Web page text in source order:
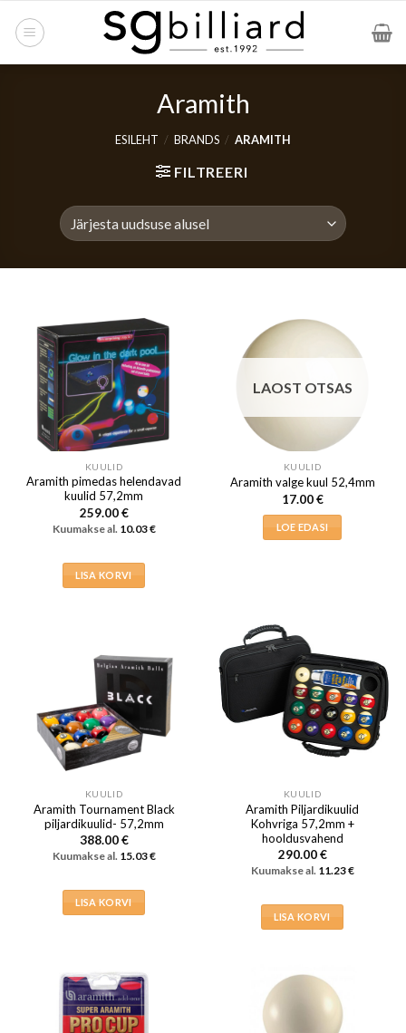
Aramith
ESILEHT / BRANDS / ARAMITH
FILTREERI
KUULID
Aramith pimedas helendavad
kuulid 57,2mm
259.00€
Kuumakse al. 10.03€
LISA KORVI
LAOST OTSAS
KUULID
Aramith valge kuul 52,4mm
17.00€
LOE EDASI
KUULID
Aramith Tournament Black
piljardikuulid- 57,2mm
388.00€
Kuumakse al. 15.03€
LISA KORVI
KUULID
Aramith Piljardikuulid
Kohvriga 57,2mm +
hooldusvahend
290.00€
Kuumakse al. 11.23€
LISA KORVI